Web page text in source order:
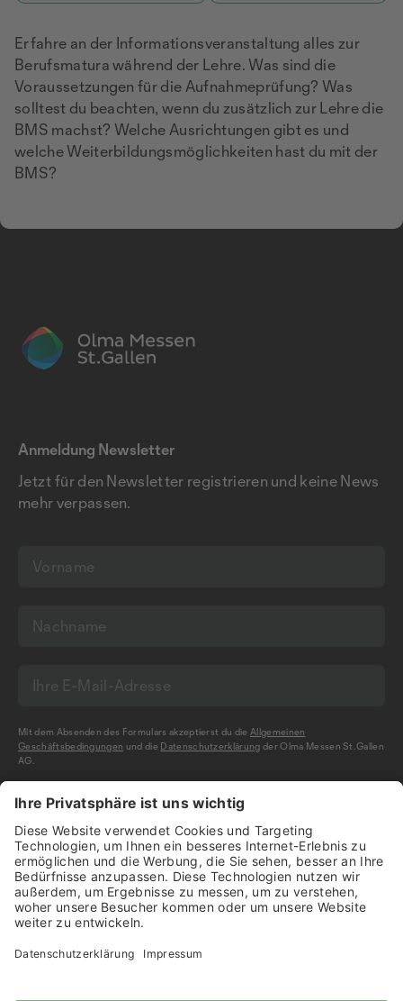
Erfahre an der Informationsveranstaltung alles zur
Berufsmatura während der Lehre. Was sind die
Voraussetzungen für die Aufnahmeprüfung? Was
solltest du beachten, wenn du zusätzlich zur Lehre die
BMS machst? Welche Ausrichtungen gibt es und
welche Weiterbildungsmöglichkeiten hast du mit der
BMS?
Anmeldung Newsletter
Jetzt für den Newsletter registrieren und keine News
mehr verpassen.
Mit dem Absenden des Formulars akzeptierst du dieAllgemeinen
Geschäftsbedingungen und die Datenschutzerklärung der Olma Messen St.Gallen
AG.
NEWSLETTER BESTELLEN